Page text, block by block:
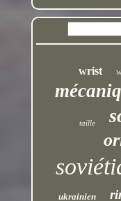
wrist
taille
ukrainien